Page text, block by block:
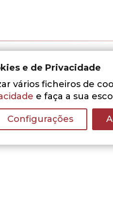
e de Privacidade
vários ficheiros de
e faça a sua
Configurações